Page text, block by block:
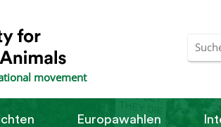
movement
Europawahlen